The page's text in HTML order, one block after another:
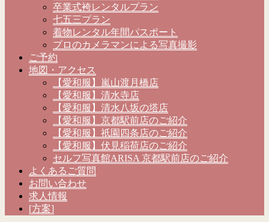
卒業式袴レンタルプラン
七五三プラン
着物レンタル年間パスポート
プロのカメラマンによる写真撮影
ご予約
地図・アクセス
【愛和服】嵐山渡月橋店
【愛和服】清水寺店
【愛和服】清水八坂の塔店
【愛和服】京都駅前店のご紹介
【愛和服】祇園四条店のご紹介
【愛和服】伏見稲荷店のご紹介
セルフ写真館ARISA 京都駅前店のご紹介
よくあるご質問
お問い合わせ
求人情報
[方案]